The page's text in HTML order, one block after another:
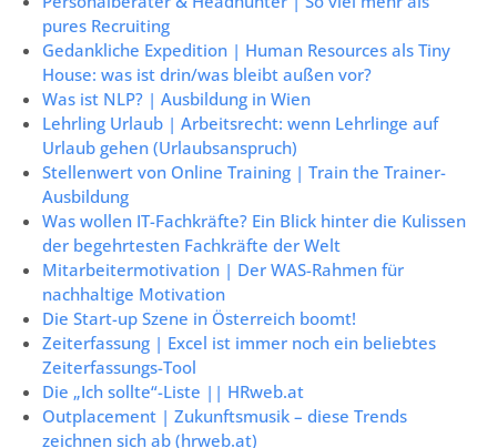
pures Recruiting
Gedankliche Expedition | Human Resources als Tiny
House: was ist drin/was bleibt außen vor?
Was ist NLP? | Ausbildung in Wien
Lehrling Urlaub | Arbeitsrecht: wenn Lehrlinge auf
Urlaub gehen (Urlaubsanspruch)
Stellenwert von Online Training | Train the Trainer-
Ausbildung
Was wollen IT-Fachkräfte? Ein Blick hinter die Kulissen
der begehrtesten Fachkräfte der Welt
Mitarbeitermotivation | Der WAS-Rahmen für
nachhaltige Motivation
Die Start-up Szene in Österreich boomt!
Zeiterfassung | Excel ist immer noch ein beliebtes
Zeiterfassungs-Tool
Die „Ich sollte“-Liste || HRweb.at
Outplacement | Zukunftsmusik – diese Trends
zeichnen sich ab (hrweb.at)